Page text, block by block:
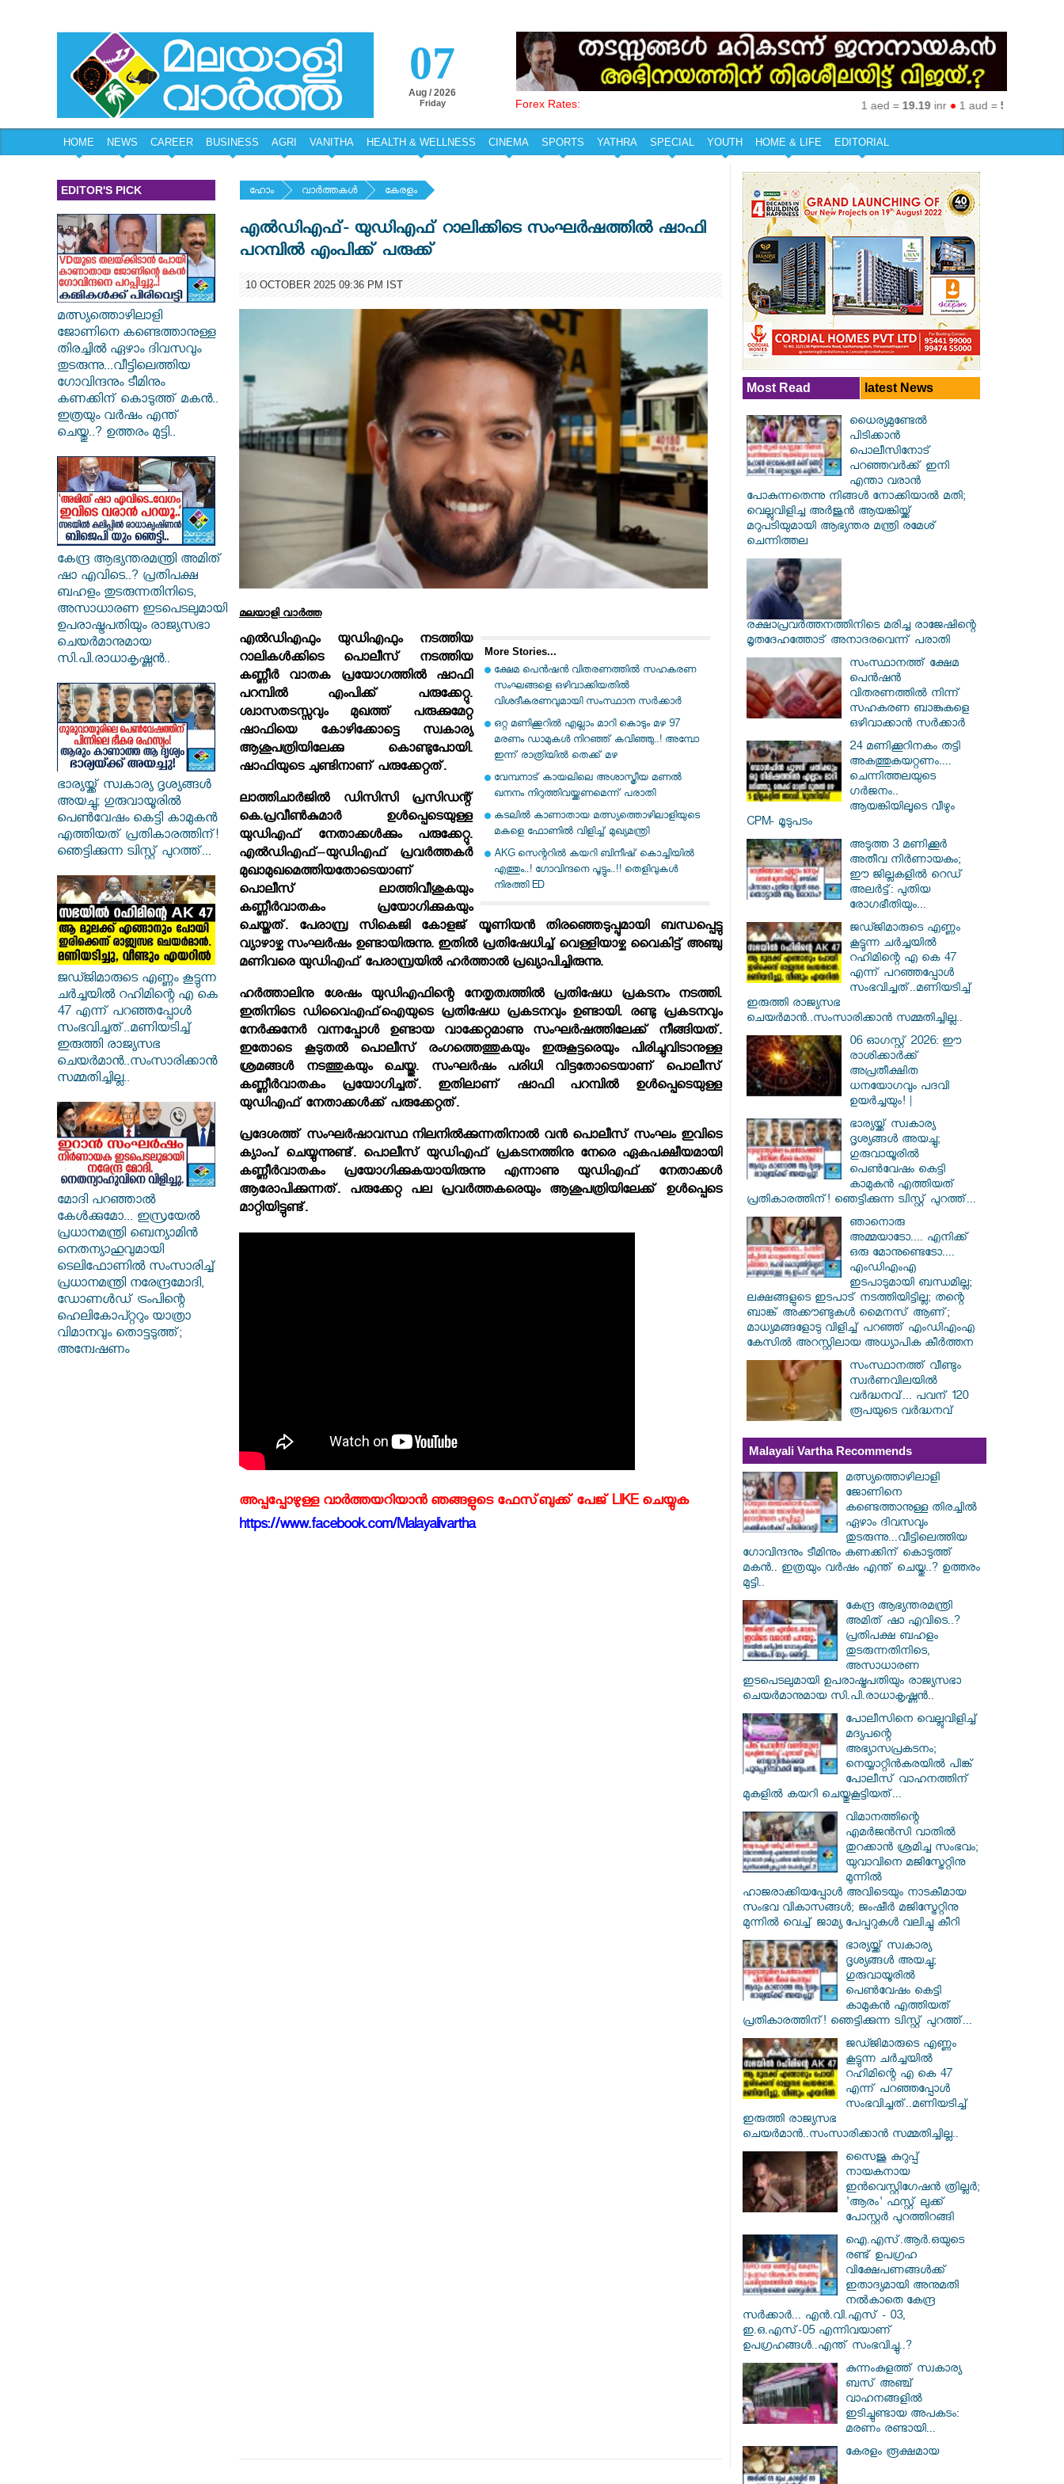
07
Aug / 2026
Friday Forex Rates: 1 aed =19.19inr● 1 aud =50.27
HOME NEWS CAREER BUSINESS AGRI VANITHA HEALTH & WELLNESS CINEMA SPORTS YATHRA SPECIAL YOUTH HOME & LIFE EDITORIAL
EDITOR'S PICK
മത്സ്യത്തൊഴിലാളി
ജോണിനെ കണ്ടെത്താനുള്ള
തിരച്ചിൽ ഏഴാം ദിവസവും
തുടരുന്നു...വീട്ടിലെത്തിയ
ഗോവിന്ദനും ടീമിനും
കണക്കിന് കൊടുത്ത് മകൻ..
ഇത്രയും വർഷം എന്ത്
ചെയ്തു..? ഉത്തരം മുട്ടി..
കേന്ദ്ര ആഭ്യന്തരമന്ത്രി അമിത്
ഷാ എവിടെ..? പ്രതിപക്ഷ
ബഹളം തുടരുന്നതിനിടെ,
അസാധാരണ ഇടപെടലുമായി
ഉപരാഷ്ട്രപതിയും രാജ്യസഭാ
ചെയർമാനുമായ
സി.പി.രാധാകൃഷ്ണൻ..
ഭാര്യയ്ക്ക് സ്വകാര്യ ദൃശ്യങ്ങൾ
അയച്ചു; ഗുരുവായൂരിൽ
പെൺവേഷം കെട്ടി കാമുകൻ
എത്തിയത് പ്രതികാരത്തിന്!
ഞെട്ടിക്കുന്ന ട്വിസ്റ്റ് പുറത്ത്...
ജഡ്ജിമാരുടെ എണ്ണം കൂട്ടുന്ന
ചർച്ചയിൽ റഹിമിന്റെ എ കെ
47 എന്ന് പറഞ്ഞപ്പോൾ
സംഭവിച്ചത്..മണിയടിച്ച്
ഇരുത്തി രാജ്യസഭ
ചെയർമാൻ..സംസാരിക്കാൻ
സമ്മതിച്ചില്ല..
മോദി പറഞ്ഞാൽ
കേൾക്കുമോ... ഇസ്രയേൽ
പ്രധാനമന്ത്രി ബെന്യാമിൻ
നെതന്യാഹുവുമായി
ടെലിഫോണിൽ സംസാരിച്ച്
പ്രധാനമന്ത്രി നരേന്ദ്രമോദി,
ഡോണൾഡ് ട്രംപിന്റെ
ഹെലികോപ്റ്ററും യാത്രാ
വിമാനവും തൊട്ടടുത്ത്;
അന്വേഷണം
ഹോം വാര്‍ത്തകള്‍ കേരളം
എല്‍ഡിഎഫ്- യുഡിഎഫ് റാലിക്കിടെ സംഘര്‍ഷത്തില്‍ ഷാഫി
പറമ്പില്‍ എംപിക്ക് പരുക്ക്
10 OCTOBER 2025 09:36 PM IST
മലയാളി വാര്‍ത്ത
More Stories...
ക്ഷേമ പെന്‍ഷന്‍ വിതരണത്തില്‍ സഹകരണ
സംഘങ്ങളെ ഒഴിവാക്കിയതില്‍
വിശദീകരണവുമായി സംസ്ഥാന സര്‍ക്കാര്‍
ഒറ്റ മണിക്കൂറിൽ എല്ലാം മാറി കൊടും മഴ 97
മരണം ഡാമുകൾ നിറഞ്ഞ് കവിഞ്ഞു..! അമ്പോ
ഇന്ന് രാത്രിയിൽ തെക്ക് മഴ
വേമ്പനാട് കായലിലെ അശാസ്ത്രീയ മണല്‍
ഖനനം നിറുത്തിവയ്ക്കണമെന്ന് പരാതി
കടലില്‍ കാണാതായ മത്സ്യത്തൊഴിലാളിയുടെ
മകളെ ഫോണില്‍ വിളിച്ച് മുഖ്യമന്ത്രി
AKG സെന്ററിൽ കയറി ബിനീഷ് കൊച്ചിയിൽ
എത്തും..! ഗോവിന്ദനെ പൂട്ടും..!! തെളിവുകൾ
നിരത്തി ED
എല്‍ഡിഎഫും യുഡിഎഫും നടത്തിയ
റാലികള്‍ക്കിടെ പൊലീസ് നടത്തിയ
കണ്ണീര്‍ വാതക പ്രയോഗത്തില്‍ ഷാഫി
പറമ്പില്‍ എംപിക്ക് പരുക്കേറ്റു.
ശ്വാസതടസ്സവും മുഖത്ത് പരുക്കുമേറ്റ
ഷാഫിയെ കോഴിക്കോട്ടെ സ്വകാര്യ
ആശുപത്രിയിലേക്കു കൊണ്ടുപോയി.
ഷാഫിയുടെ ചുണ്ടിനാണ് പരുക്കേറ്റത്.
ലാത്തിചാര്‍ജില്‍ ഡിസിസി പ്രസിഡന്റ്
കെ.പ്രവീണ്‍കുമാര്‍ ഉള്‍പ്പെടെയുള്ള
യുഡിഎഫ് നേതാക്കള്‍ക്കും പരുക്കേറ്റു.
എല്‍ഡിഎഫ്–യുഡിഎഫ് പ്രവര്‍ത്തകര്‍
മുഖാമുഖമെത്തിയതോടെയാണ്
പൊലീസ് ലാത്തിവീശുകയും
കണ്ണീര്‍വാതകം പ്രയോഗിക്കുകയും
ചെയ്തത്. പേരാമ്പ്ര സികെജി കോളജ് യൂണിയന്‍ തിരഞ്ഞെടുപ്പുമായി ബന്ധപ്പെട്ടു
വ്യാഴാഴ്ച സംഘര്‍ഷം ഉണ്ടായിരുന്നു. ഇതില്‍ പ്രതിഷേധിച്ച് വെള്ളിയാഴ്ച വൈകിട്ട് അഞ്ചു
മണിവരെ യുഡിഎഫ് പേരാമ്പ്രയില്‍ ഹര്‍ത്താല്‍ പ്രഖ്യാപിച്ചിരുന്നു.
ഹര്‍ത്താലിനു ശേഷം യുഡിഎഫിന്റെ നേതൃത്വത്തില്‍ പ്രതിഷേധ പ്രകടനം നടത്തി.
ഇതിനിടെ ഡിവൈഎഫ്‌ഐയുടെ പ്രതിഷേധ പ്രകടനവും ഉണ്ടായി. രണ്ടു പ്രകടനവും
നേര്‍ക്കുനേര്‍ വന്നപ്പോള്‍ ഉണ്ടായ വാക്കേറ്റമാണു സംഘര്‍ഷത്തിലേക്ക് നീങ്ങിയത്.
ഇതോടെ കൂടുതല്‍ പൊലീസ് രംഗത്തെത്തുകയും ഇരുകൂട്ടരെയും പിരിച്ചുവിടാനുള്ള
ശ്രമങ്ങള്‍ നടത്തുകയും ചെയ്തു. സംഘര്‍ഷം പരിധി വിട്ടതോടെയാണ് പൊലീസ്
കണ്ണീര്‍വാതകം പ്രയോഗിച്ചത്. ഇതിലാണ് ഷാഫി പറമ്പില്‍ ഉള്‍പ്പെടെയുള്ള
യുഡിഎഫ് നേതാക്കള്‍ക്ക് പരുക്കേറ്റത്.
പ്രദേശത്ത് സംഘര്‍ഷാവസ്ഥ നിലനില്‍ക്കുന്നതിനാല്‍ വന്‍ പൊലീസ് സംഘം ഇവിടെ
ക്യാംപ് ചെയ്യുന്നുണ്ട്. പൊലീസ് യുഡിഎഫ് പ്രകടനത്തിനു നേരെ ഏകപക്ഷീയമായി
കണ്ണീര്‍വാതകം പ്രയോഗിക്കുകയായിരുന്നു എന്നാണു യുഡിഎഫ് നേതാക്കള്‍
ആരോപിക്കുന്നത്. പരുക്കേറ്റ പല പ്രവര്‍ത്തകരെയും ആശുപത്രിയിലേക്ക് ഉള്‍പ്പെടെ
മാറ്റിയിട്ടുണ്ട്.
അപ്പപ്പോഴുള്ള വാര്‍ത്തയറിയാന്‍ ഞങ്ങളുടെ ഫേസ്‌ബുക്ക്‌ പേജ് LIKE ചെയ്യുക
https://www.facebook.com/Malayalivartha
Most Read latest News
ധൈര്യമുണ്ടേൽ
പിടിക്കാൻ
പൊലീസിനോട്
പറഞ്ഞവർക്ക് ഇനി
എന്താ വരാൻ
പോകുന്നതെന്നു നിങ്ങൾ നോക്കിയാൽ മതി;
വെല്ലുവിളിച്ച അർജുൻ ആയങ്കിയ്ക്ക്
മറുപടിയുമായി ആഭ്യന്തര മന്ത്രി രമേശ്
ചെന്നിത്തല
രക്ഷാപ്രവര്‍ത്തനത്തിനിടെ മരിച്ച രാജേഷിന്റെ
മൃതദേഹത്തോട് അനാദരവെന്ന് പരാതി
സംസ്ഥാനത്ത് ക്ഷേമ
പെൻഷൻ
വിതരണത്തിൽ നിന്ന്
സഹകരണ ബാങ്കുകളെ
ഒഴിവാക്കാൻ സർക്കാർ
24 മണിക്കൂറിനകം തട്ടി
അകത്തുകയറ്റണം....
ചെന്നിത്തലയുടെ
ഗർജനം..
ആയങ്കിയിലൂടെ വീഴും
CPM- മൂടുപടം
അടുത്ത 3 മണിക്കൂർ
അതീവ നിർണായകം;
ഈ ജില്ലകളിൽ റെഡ്
അലർട്ട്: പുതിയ
രോഗഭീതിയും...
ജഡ്ജിമാരുടെ എണ്ണം
കൂട്ടുന്ന ചർച്ചയിൽ
റഹിമിന്റെ എ കെ 47
എന്ന് പറഞ്ഞപ്പോൾ
സംഭവിച്ചത്..മണിയടിച്ച്
ഇരുത്തി രാജ്യസഭ
ചെയർമാൻ..സംസാരിക്കാൻ സമ്മതിച്ചില്ല..
06 ഓഗസ്റ്റ് 2026: ഈ
രാശിക്കാർക്ക്
അപ്രതീക്ഷിത
ധനയോഗവും പദവി
ഉയർച്ചയും! |
ഭാര്യയ്ക്ക് സ്വകാര്യ
ദൃശ്യങ്ങൾ അയച്ചു;
ഗുരുവായൂരിൽ
പെൺവേഷം കെട്ടി
കാമുകൻ എത്തിയത്
പ്രതികാരത്തിന്! ഞെട്ടിക്കുന്ന ട്വിസ്റ്റ് പുറത്ത്...
ഞാനൊരു
അമ്മയാടോ.... എനിക്ക്
ഒരു മോനുണ്ടെടോ....
എംഡിഎംഎ
ഇടപാടുമായി ബന്ധമില്ല;
ലക്ഷങ്ങളുടെ ഇടപാട് നടത്തിയിട്ടില്ല; തന്റെ
ബാങ്ക് അക്കൗണ്ടുകൾ മൈനസ് ആണ്;
മാധ്യമങ്ങളോടു വിളിച്ച് പറഞ്ഞ് എംഡിഎംഎ
കേസിൽ അറസ്റ്റിലായ അധ്യാപിക കീർത്തന
സംസ്ഥാനത്ത് വീണ്ടും
സ്വർണവിലയിൽ
വർദ്ധനവ്... പവന് 120
രൂപയുടെ വർദ്ധനവ്
Malayali Vartha Recommends
മത്സ്യത്തൊഴിലാളി
ജോണിനെ
കണ്ടെത്താനുള്ള തിരച്ചിൽ
ഏഴാം ദിവസവും
തുടരുന്നു...വീട്ടിലെത്തിയ
ഗോവിന്ദനും ടീമിനും കണക്കിന് കൊടുത്ത്
മകൻ.. ഇത്രയും വർഷം എന്ത് ചെയ്തു..? ഉത്തരം
മുട്ടി..
കേന്ദ്ര ആഭ്യന്തരമന്ത്രി
അമിത് ഷാ എവിടെ..?
പ്രതിപക്ഷ ബഹളം
തുടരുന്നതിനിടെ,
അസാധാരണ
ഇടപെടലുമായി ഉപരാഷ്ട്രപതിയും രാജ്യസഭാ
ചെയർമാനുമായ സി.പി.രാധാകൃഷ്ണൻ..
പോലീസിനെ വെല്ലുവിളിച്ച്
മദ്യപന്റെ
അഭ്യാസപ്രകടനം;
നെയ്യാറ്റിൻകരയിൽ പിങ്ക്
പോലീസ് വാഹനത്തിന്
മുകളിൽ കയറി ചെയ്തുകൂട്ടിയത്...
വിമാനത്തിന്റെ
എമർജൻസി വാതിൽ
തുറക്കാൻ ശ്രമിച്ച സംഭവം;
യുവാവിനെ മജിസ്ട്രേറ്റിനു
മുന്നിൽ
ഹാജരാക്കിയപ്പോൾ അവിടെയും നാടകീമായ
സംഭവ വികാസങ്ങൾ; ജംഷീർ മജിസ്ട്രേറ്റിനു
മുന്നിൽ വെച്ച് ജാമ്യ പേപ്പറുകൾ വലിച്ചു കീറി
ഭാര്യയ്ക്ക് സ്വകാര്യ
ദൃശ്യങ്ങൾ അയച്ചു;
ഗുരുവായൂരിൽ
പെൺവേഷം കെട്ടി
കാമുകൻ എത്തിയത്
പ്രതികാരത്തിന്! ഞെട്ടിക്കുന്ന ട്വിസ്റ്റ് പുറത്ത്...
ജഡ്ജിമാരുടെ എണ്ണം
കൂട്ടുന്ന ചർച്ചയിൽ
റഹിമിന്റെ എ കെ 47
എന്ന് പറഞ്ഞപ്പോൾ
സംഭവിച്ചത്..മണിയടിച്ച്
ഇരുത്തി രാജ്യസഭ
ചെയർമാൻ..സംസാരിക്കാൻ സമ്മതിച്ചില്ല..
സൈജു കുറുപ്പ്
നായകനായ
ഇൻവെസ്റ്റിഗേഷൻ ത്രില്ലർ;
'ആരം' ഫസ്റ്റ് ലുക്ക്
പോസ്റ്റർ പുറത്തിറങ്ങി
ഐ.എസ്.ആർ.ഒയുടെ
രണ്ട് ഉപഗ്രഹ
വിക്ഷേപണങ്ങൾക്ക്
ഇതാദ്യമായി അനുമതി
നൽകാതെ കേന്ദ്ര
സർക്കാർ... എൻ.വി.എസ് - 03,
ഇ.ഒ.എസ്-05 എന്നിവയാണ്
ഉപഗ്രഹങ്ങൾ..എന്ത് സംഭവിച്ചു..?
കുന്നംകുളത്ത് സ്വകാര്യ
ബസ് അഞ്ച്
വാഹനങ്ങളിൽ
ഇടിച്ചുണ്ടായ അപകടം:
മരണം രണ്ടായി...
കേരളം രൂക്ഷമായ